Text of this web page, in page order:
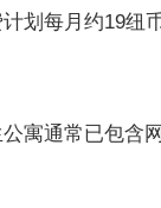
划每月约19纽币
通常已包含网